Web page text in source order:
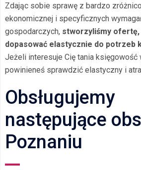
Zdając sobie sprawę z bardzo
ekonomicznej i specyficznych
gospodarczych, stworzyliśmy
dopasować elastycznie do potrzeb
Jeżeli interesuje Cię tania księgowość
powinieneś sprawdzić elastyczny i
Obsługujemy
następujące
Poznaniu